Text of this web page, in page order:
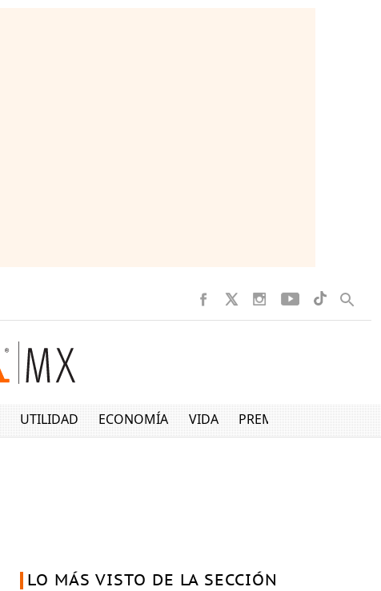
UTILIDAD ECONOMÍA VIDA PREMIUM
LO MÁS VISTO DE LA SECCIÓN